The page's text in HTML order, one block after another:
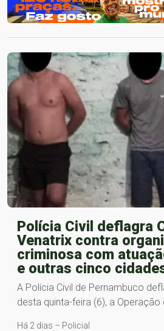
Polícia Civil deflagra
Venatrix contra
criminosa com
e outras cinco
A Polícia Civil de Pernambuco
desta quinta-feira (6), a Operação
Há 2 dias – Policial